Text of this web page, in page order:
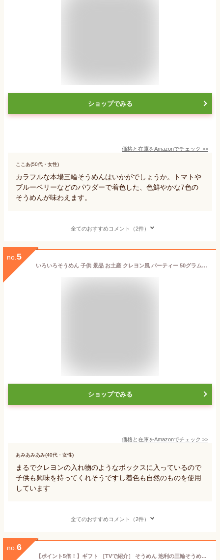
ショップでみる
価格と在庫をAmazonでチェック >>
ここあ(50代・女性)
カラフルな本場三輪そうめんはいかがでしょうか。トマトや
ブルーベリーなどのパウダーで着色した、色鮮やかな7色の
そうめんが味わえます。
全てのおすすめコメント（2件）
no. 5
いろいろそうめん 子供 景品 お土産 クレヨン風 パーティー 50グラム (x 7)
ショップでみる
価格と在庫をAmazonでチェック >>
あみあみあみ(40代・女性)
まるでクレヨンの入れ物のようなボックスに入っているので
子供も興味を持ってくれそうですし着色も自然のものを使用
しています
全てのおすすめコメント（2件）
no. 6
【ポイント5倍！】ギフト ［TVで紹介］ そうめん 池利の三輪そうめん 色撫子（いろなでしこ）50g×5束 木箱 手延べ【4個以上ご購入で送料無料】カラフル プレゼント 贈り物 御中元 お中元 御祝 誕生日 内祝 お歳暮 プチギフト 手土産